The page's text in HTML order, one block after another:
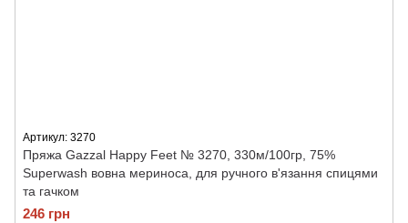
Артикул: 3270
Пряжа Gazzal Happy Feet № 3270, 330м/100гр, 75%
Superwash вовна мериноса, для ручного в'язання спицями
та гачком
246 грн